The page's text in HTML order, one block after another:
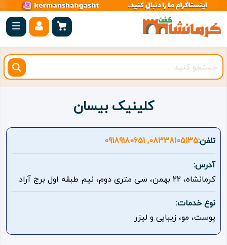
صفحه
اصلی
کرمانشاه
شهرستان
بیستون
روستاهای
هدف
اقامتگاه
ویژه
کلینیک بیسان
تلفن:08338105135, 09189180651
آدرس:
کرمانشاه، 22 بهمن، سی متری دوم، نیم طبقه اول برج آراد
نوع خدمات:
پوست، مو، زیبایی و لیزر